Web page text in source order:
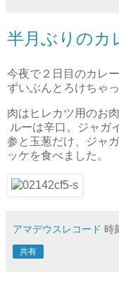
半月ぶりのカ
今夜で２日目のカレ
ずいぶんとろけちゃっ
肉はヒレカツ用のお肉
ルーは辛口。ジャガ
参と玉葱だけ、ジャ
ッケを食べました。
アマデウスレコード 時
共有